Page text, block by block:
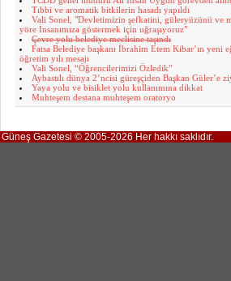
Tıbbi ve aromatik bitkilerin hasadı yapıldı
Vali Sonel, "Devletimizin şefkatini, güleryüzünü ve
yöre İnsanımıza göstermek için uğraşıyoruz"
Çevre yolu belediye meclisine taşındı
Fatsa Belediye başkanı İbrahim Etem Kibar’ın yeni
öğretim yılı mesajı
Vali Sonel, “Öğrencilerimizi Özledik”
Aybastılı dünya 2’ncisi güreşçiden Başkan Güler’e
Yaya yolu ve bisiklet yolu kullanımına dikkat
Muhteşem destana muhteşem oratoryo
Güneş Gazetesi © 2005-2026 Her hakkı saklıdır.